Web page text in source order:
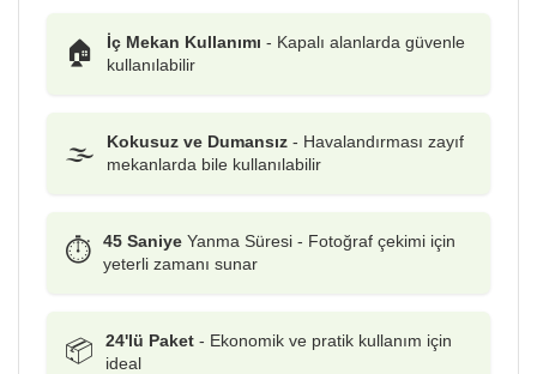
🏠 İç Mekan Kullanımı - Kapalı alanlarda güvenle
kullanılabilir
🌫️ Kokusuz ve Dumansız - Havalandırması zayıf
mekanlarda bile kullanılabilir
⏱️ 45 Saniye Yanma Süresi - Fotoğraf çekimi için
yeterli zamanı sunar
📦 24'lü Paket - Ekonomik ve pratik kullanım için
ideal